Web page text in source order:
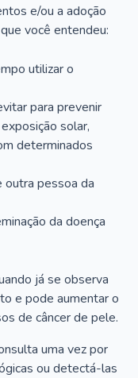
e/ou a adoção
você entendeu:
utilizar o
para prevenir
solar,
determinados
outra pessoa da
da doença
já se observa
e pode aumentar o
de câncer de pele.
uma vez por
ou detectá-las